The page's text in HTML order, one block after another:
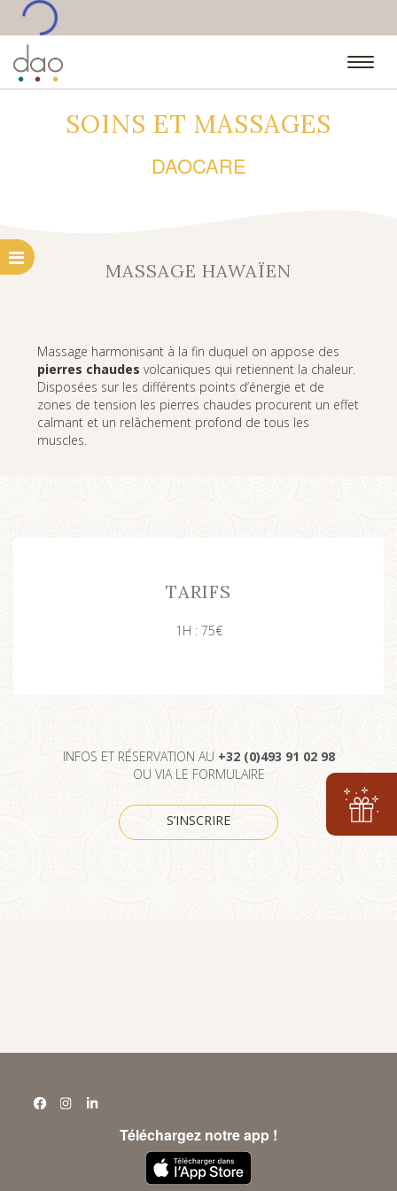
•••
SOINS ET MASSAGES
DAOCARE
MASSAGE HAWAÏEN
Massage harmonisant à la fin duquel on appose des
pierres chaudes volcaniques qui retiennent la chaleur.
Disposées sur les différents points d’énergie et de
zones de tension les pierres chaudes procurent un effet
calmant et un relâchement profond de tous les
muscles.
TARIFS
1H : 75€
INFOS ET RÉSERVATION AU +32 (0)493 91 02 98
OU VIA LE FORMULAIRE
S’INSCRIRE
Téléchargez notre app !